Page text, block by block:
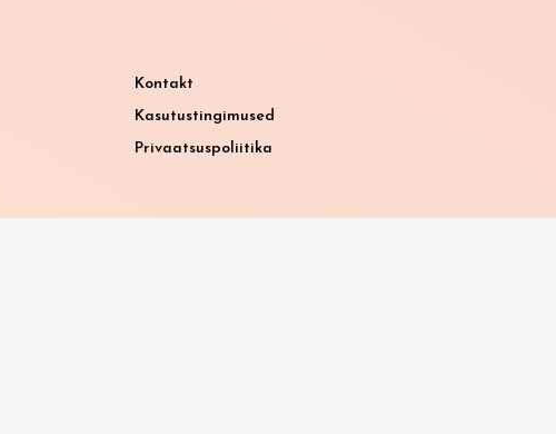
Kontakt
Kasutustingimused
Privaatsuspoliitika